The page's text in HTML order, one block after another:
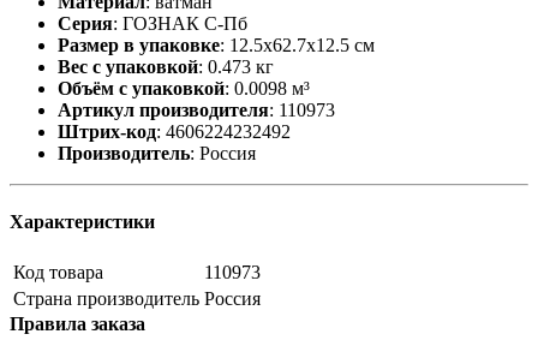
Серия: ГОЗНАК С-Пб
Размер в упаковке: 12.5x62.7x12.5 см
Вес с упаковкой: 0.473 кг
Объём с упаковкой: 0.0098 м³
Артикул производителя: 110973
Штрих-код: 4606224232492
Производитель: Россия
Характеристики
Код товара
110973
Страна производитель Россия
Правила заказа